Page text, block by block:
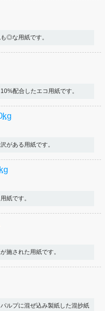
◎な用紙です。
配合したエコ用紙です。
がある用紙です。
紙です。
施された用紙です。
ルプに混ぜ込み製紙した混抄紙